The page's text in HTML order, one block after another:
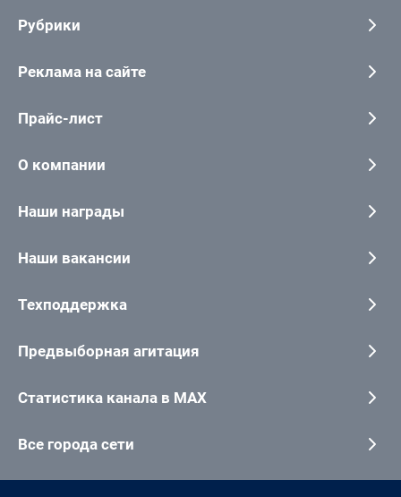
Рубрики
Реклама на сайте
Прайс-лист
О компании
Наши награды
Наши вакансии
Техподдержка
Предвыборная агитация
Статистика канала в MAX
Все города сети